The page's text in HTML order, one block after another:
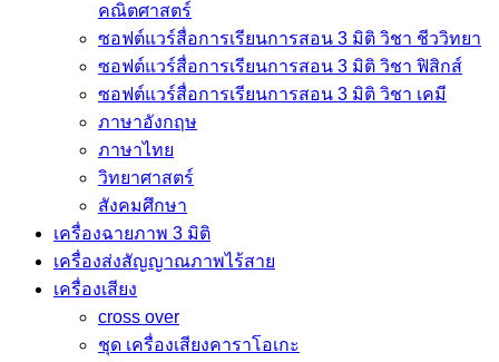
คณิตศาสตร์
ซอฟต์แวร์สื่อการเรียนการสอน 3 มิติ วิชา ชีววิทยา
ซอฟต์แวร์สื่อการเรียนการสอน 3 มิติ วิชา ฟิสิกส์
ซอฟต์แวร์สื่อการเรียนการสอน 3 มิติ วิชา เคมี
ภาษาอังกฤษ
ภาษาไทย
วิทยาศาสตร์
สังคมศึกษา
เครื่องฉายภาพ 3 มิติ
เครื่องส่งสัญญาณภาพไร้สาย
เครื่องเสียง
cross over
ชุด เครื่องเสียงคาราโอเกะ